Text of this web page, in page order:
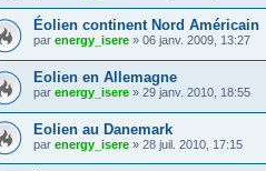
Éolien continent Nord Américain
par energy_isere » 06 janv. 2009, 13:27
Eolien en Allemagne
par energy_isere » 29 janv. 2010, 18:55
Eolien au Danemark
par energy_isere » 28 juil. 2010, 17:15